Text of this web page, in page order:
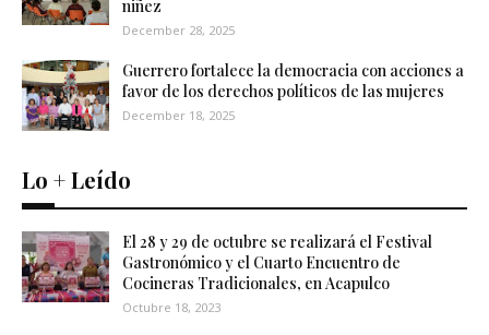
niñez
December 28, 2025
Guerrero fortalece la democracia con acciones a
favor de los derechos políticos de las mujeres
December 18, 2025
Lo + Leído
El 28 y 29 de octubre se realizará el Festival
Gastronómico y el Cuarto Encuentro de
Cocineras Tradicionales, en Acapulco
Octubre 18, 2023